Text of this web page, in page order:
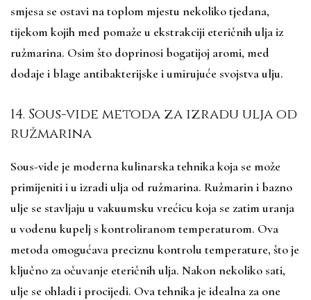
smjesa se ostavi na toplom mjestu nekoliko tjedana,
tijekom kojih med pomaže u ekstrakciji eteričnih ulja iz
ružmarina. Osim što doprinosi bogatijoj aromi, med
dodaje i blage antibakterijske i umirujuće svojstva ulju.
14. Sous-vide metoda za izradu ulja od
ružmarina
Sous-vide je moderna kulinarska tehnika koja se može
primijeniti i u izradi ulja od ružmarina. Ružmarin i bazno
ulje se stavljaju u vakuumsku vrećicu koja se zatim uranja
u vodenu kupelj s kontroliranom temperaturom. Ova
metoda omogućava preciznu kontrolu temperature, što je
ključno za očuvanje eteričnih ulja. Nakon nekoliko sati,
ulje se ohladi i procijedi. Ova tehnika je idealna za one